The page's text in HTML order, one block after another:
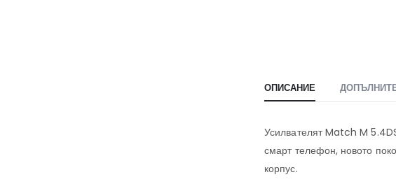
ОПИСАНИЕ
Усилвателят Match M
смарт телефон, новото
корпус.